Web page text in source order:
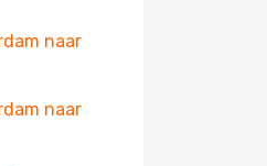
naar
naar